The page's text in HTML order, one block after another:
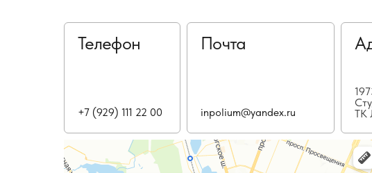
Телефон Почта
ТК
+7 (929) 111 22 00 inpolium@yandex.ru